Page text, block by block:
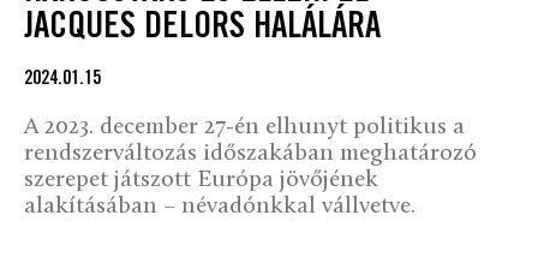
JACQUES DELORS HALÁLÁRA
2024.01.15
A 2023. december 27-én elhunyt politikus a
rendszerváltozás időszakában meghatározó
szerepet játszott Európa jövőjének
alakításában – névadónkkal vállvetve.